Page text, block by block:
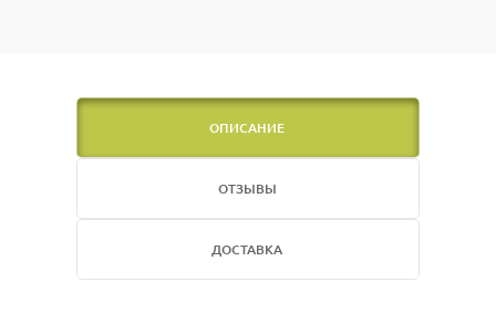
ОПИСАНИЕ
ОТЗЫВЫ
ДОСТАВКА